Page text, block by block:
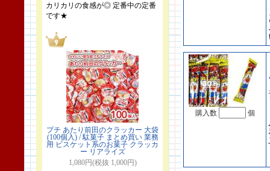
カリカリの食感が◎ 定番中の定番
です★
プチ あたり前田のクラッカー 大袋
(100個入) / 駄菓子 まとめ買い 業務
用 ビスケット系のお菓子 クラッカ
ー リアライズ
1,080円(税抜 1,000円)
購入数 個